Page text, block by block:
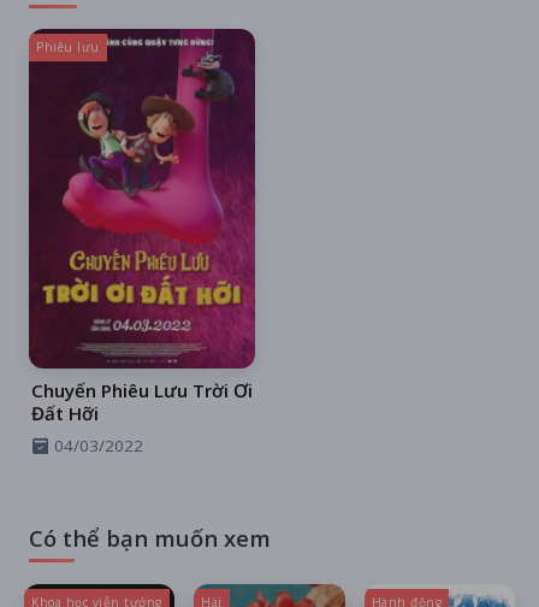
Phiêu lưu
Chuyến Phiêu Lưu Trời Ơi
Đất Hỡi
04/03/2022
Có thể bạn muốn xem
Khoa học viễn tưởng Hài Hành động